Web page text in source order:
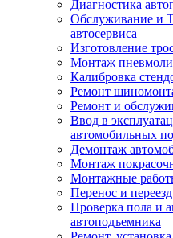
Диагностика
Обслуживание и
автосервиса
Изготовление
Монтаж
Калибровка
Ремонт
Ремонт и
Ввод в
автомобильных
Демонтаж
Монтаж
Монтажные
Перенос и
Проверка пола и
автоподъемника